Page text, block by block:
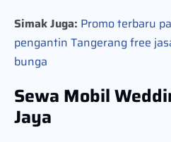
Simak Juga: Promo terbaru
pengantin Tangerang free
bunga
Sewa Mobil
Jaya